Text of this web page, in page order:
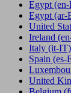
Egypt
Egypt(ar-
United
Ireland
Italy (it-IT)
Spain (es-
United